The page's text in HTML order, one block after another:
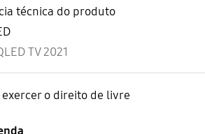
técnica do produto
TV 2021
o direito de livre